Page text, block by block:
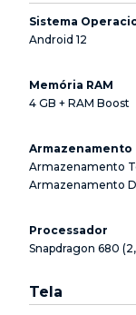
Sistema
Android 12
Memória RAM
4 GB + RAM Boost
Armazenamento
Armazenamento
Armazenamento
Processador
Snapdragon 680
Tela